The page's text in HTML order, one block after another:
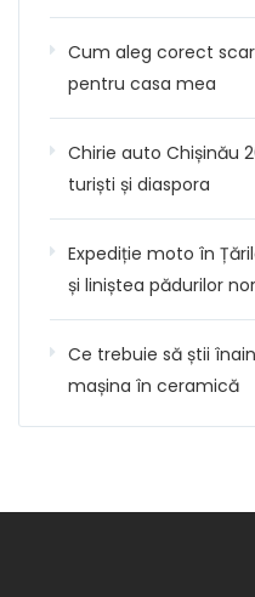
Cum aleg corect
pentru casa mea
Chirie auto Chișinău
turiști și diaspora
Expediție moto în
și liniștea pădurilor
Ce trebuie să știi
mașina în ceramică